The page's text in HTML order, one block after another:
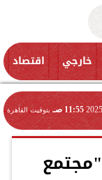
خارجي اقتصاد
11:55 صـ بتوقيت القاهرة